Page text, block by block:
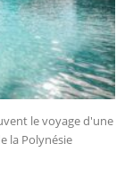
le voyage d'une
la Polynésie